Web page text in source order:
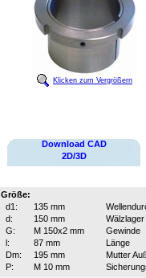
Klicken zum Vergrößern
Download CAD
2D/3D
Größe:
d1:
135 mm
d:
150 mm
Wälzlager
G:
M 150x2 mm
Gewinde
l:
87 mm
Länge
Dm:
195 mm
Mutter
P:
M 10 mm